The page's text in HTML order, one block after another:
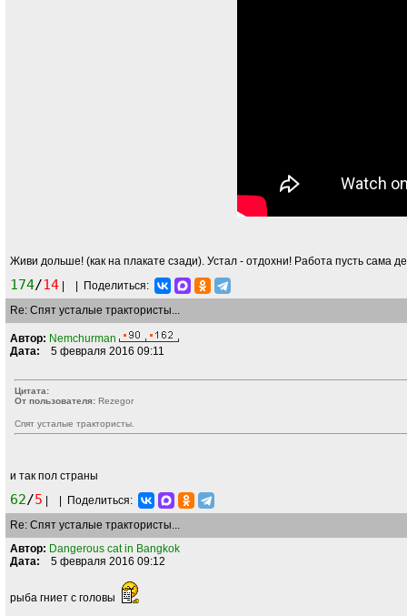
Живи дольше! (как на плакате сзади). Устал - отдохни! Работа пусть сама
174/14
Поделиться:
Re: Спят усталые трактористы...
Автор: Nemchurman
Дата: 5 февраля 2016 09:11
Цитата:
От пользователя: Rezegor
Спят усталые трактористы.
и так пол страны
62/5
Поделиться:
Re: Спят усталые трактористы...
Автор: Dangerous cat in Bangkok
Дата: 5 февраля 2016 09:12
рыба гниет с головы